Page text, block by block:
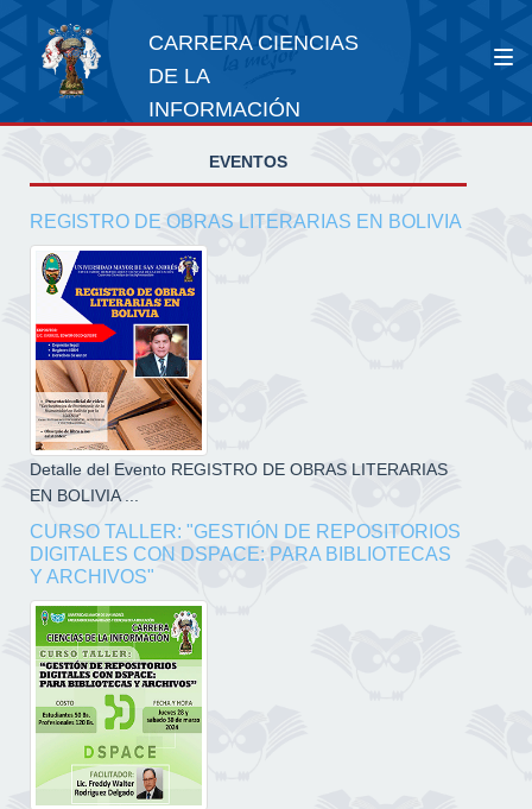
CARRERA CIENCIAS
DE LA
INFORMACIÓN
EVENTOS
REGISTRO DE OBRAS LITERARIAS EN BOLIVIA
Detalle del Evento REGISTRO DE OBRAS LITERARIAS
EN BOLIVIA ...
CURSO TALLER: "GESTIÓN DE REPOSITORIOS
DIGITALES CON DSPACE: PARA BIBLIOTECAS
Y ARCHIVOS"